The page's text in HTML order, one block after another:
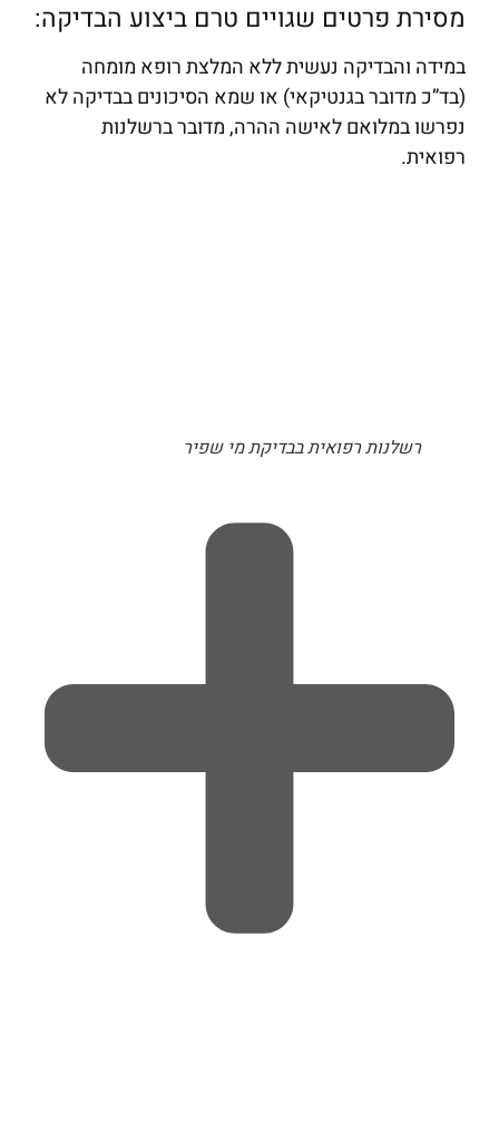
מסירת פרטים שגויים טרם ביצוע הבדיקה:
במידה והבדיקה נעשית ללא המלצת רופא מומחה
(בד”כ מדובר בגנטיקאי) או שמא הסיכונים בבדיקה לא
נפרשו במלואם לאישה ההרה, מדובר ברשלנות
רפואית.
רשלנות רפואית בבדיקת מי שפיר